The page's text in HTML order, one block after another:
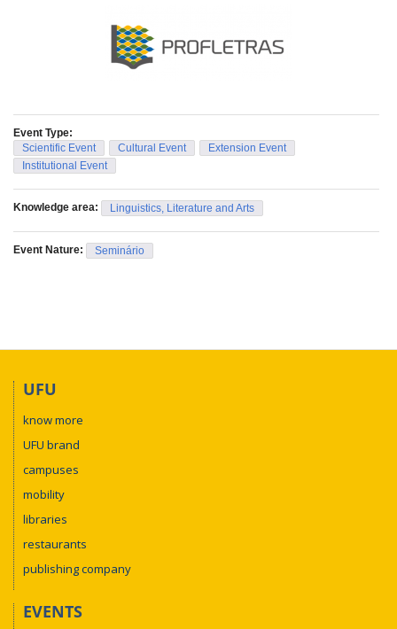
Event Type:
Scientific Event
Cultural Event
Extension Event
Institutional Event
Knowledge area: Linguistics, Literature and Arts
Event Nature: Seminário
UFU
know more
UFU brand
campuses
mobility
libraries
restaurants
publishing company
EVENTS